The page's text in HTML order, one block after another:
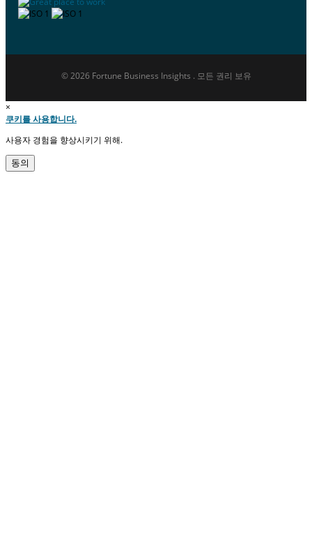
© 2026 Fortune Business Insights . 모든 권리 보유
×
쿠키를 사용합니다.
사용자 경험을 향상시키기 위해.
동의